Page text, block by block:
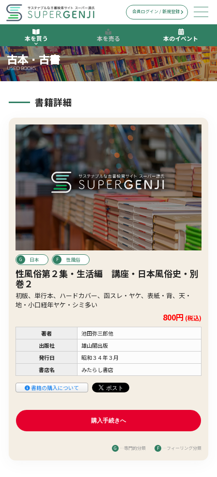
本を買う 本を売る 本のイベント
会員ログイン / 新規登録
古本・古書
USED BOOKS
書籍詳細
日本 性風俗
性風俗第２集・生活編 講座・日本風俗史・別
巻２
初版、単行本、ハードカバー、函スレ・ヤケ、表紙・背、天・
地・小口経年ヤケ・シミ多い
800円 (税込)
著者
池田弥三郎他
出版社
雄山閣出版
発行日
昭和３４年３月
書店名
みたらし書店
書籍の購入について
G …専門的分類 F …フィーリング分類